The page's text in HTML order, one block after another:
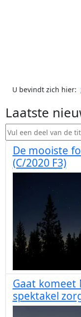
U bevindt zich hier:
Laatste
Vul een deel van de
De mooiste
(C/2020 F3)
Gaat komeet
spektakel